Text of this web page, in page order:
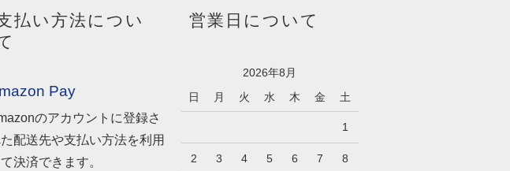
払い方法につい
Pay
のアカウントに登録さ
配送先や支払い方法を利用
て決済できます。
営業日について
2026年8月
日 月 火 水 木 金 土
1
2 3 4 5 6 7 8